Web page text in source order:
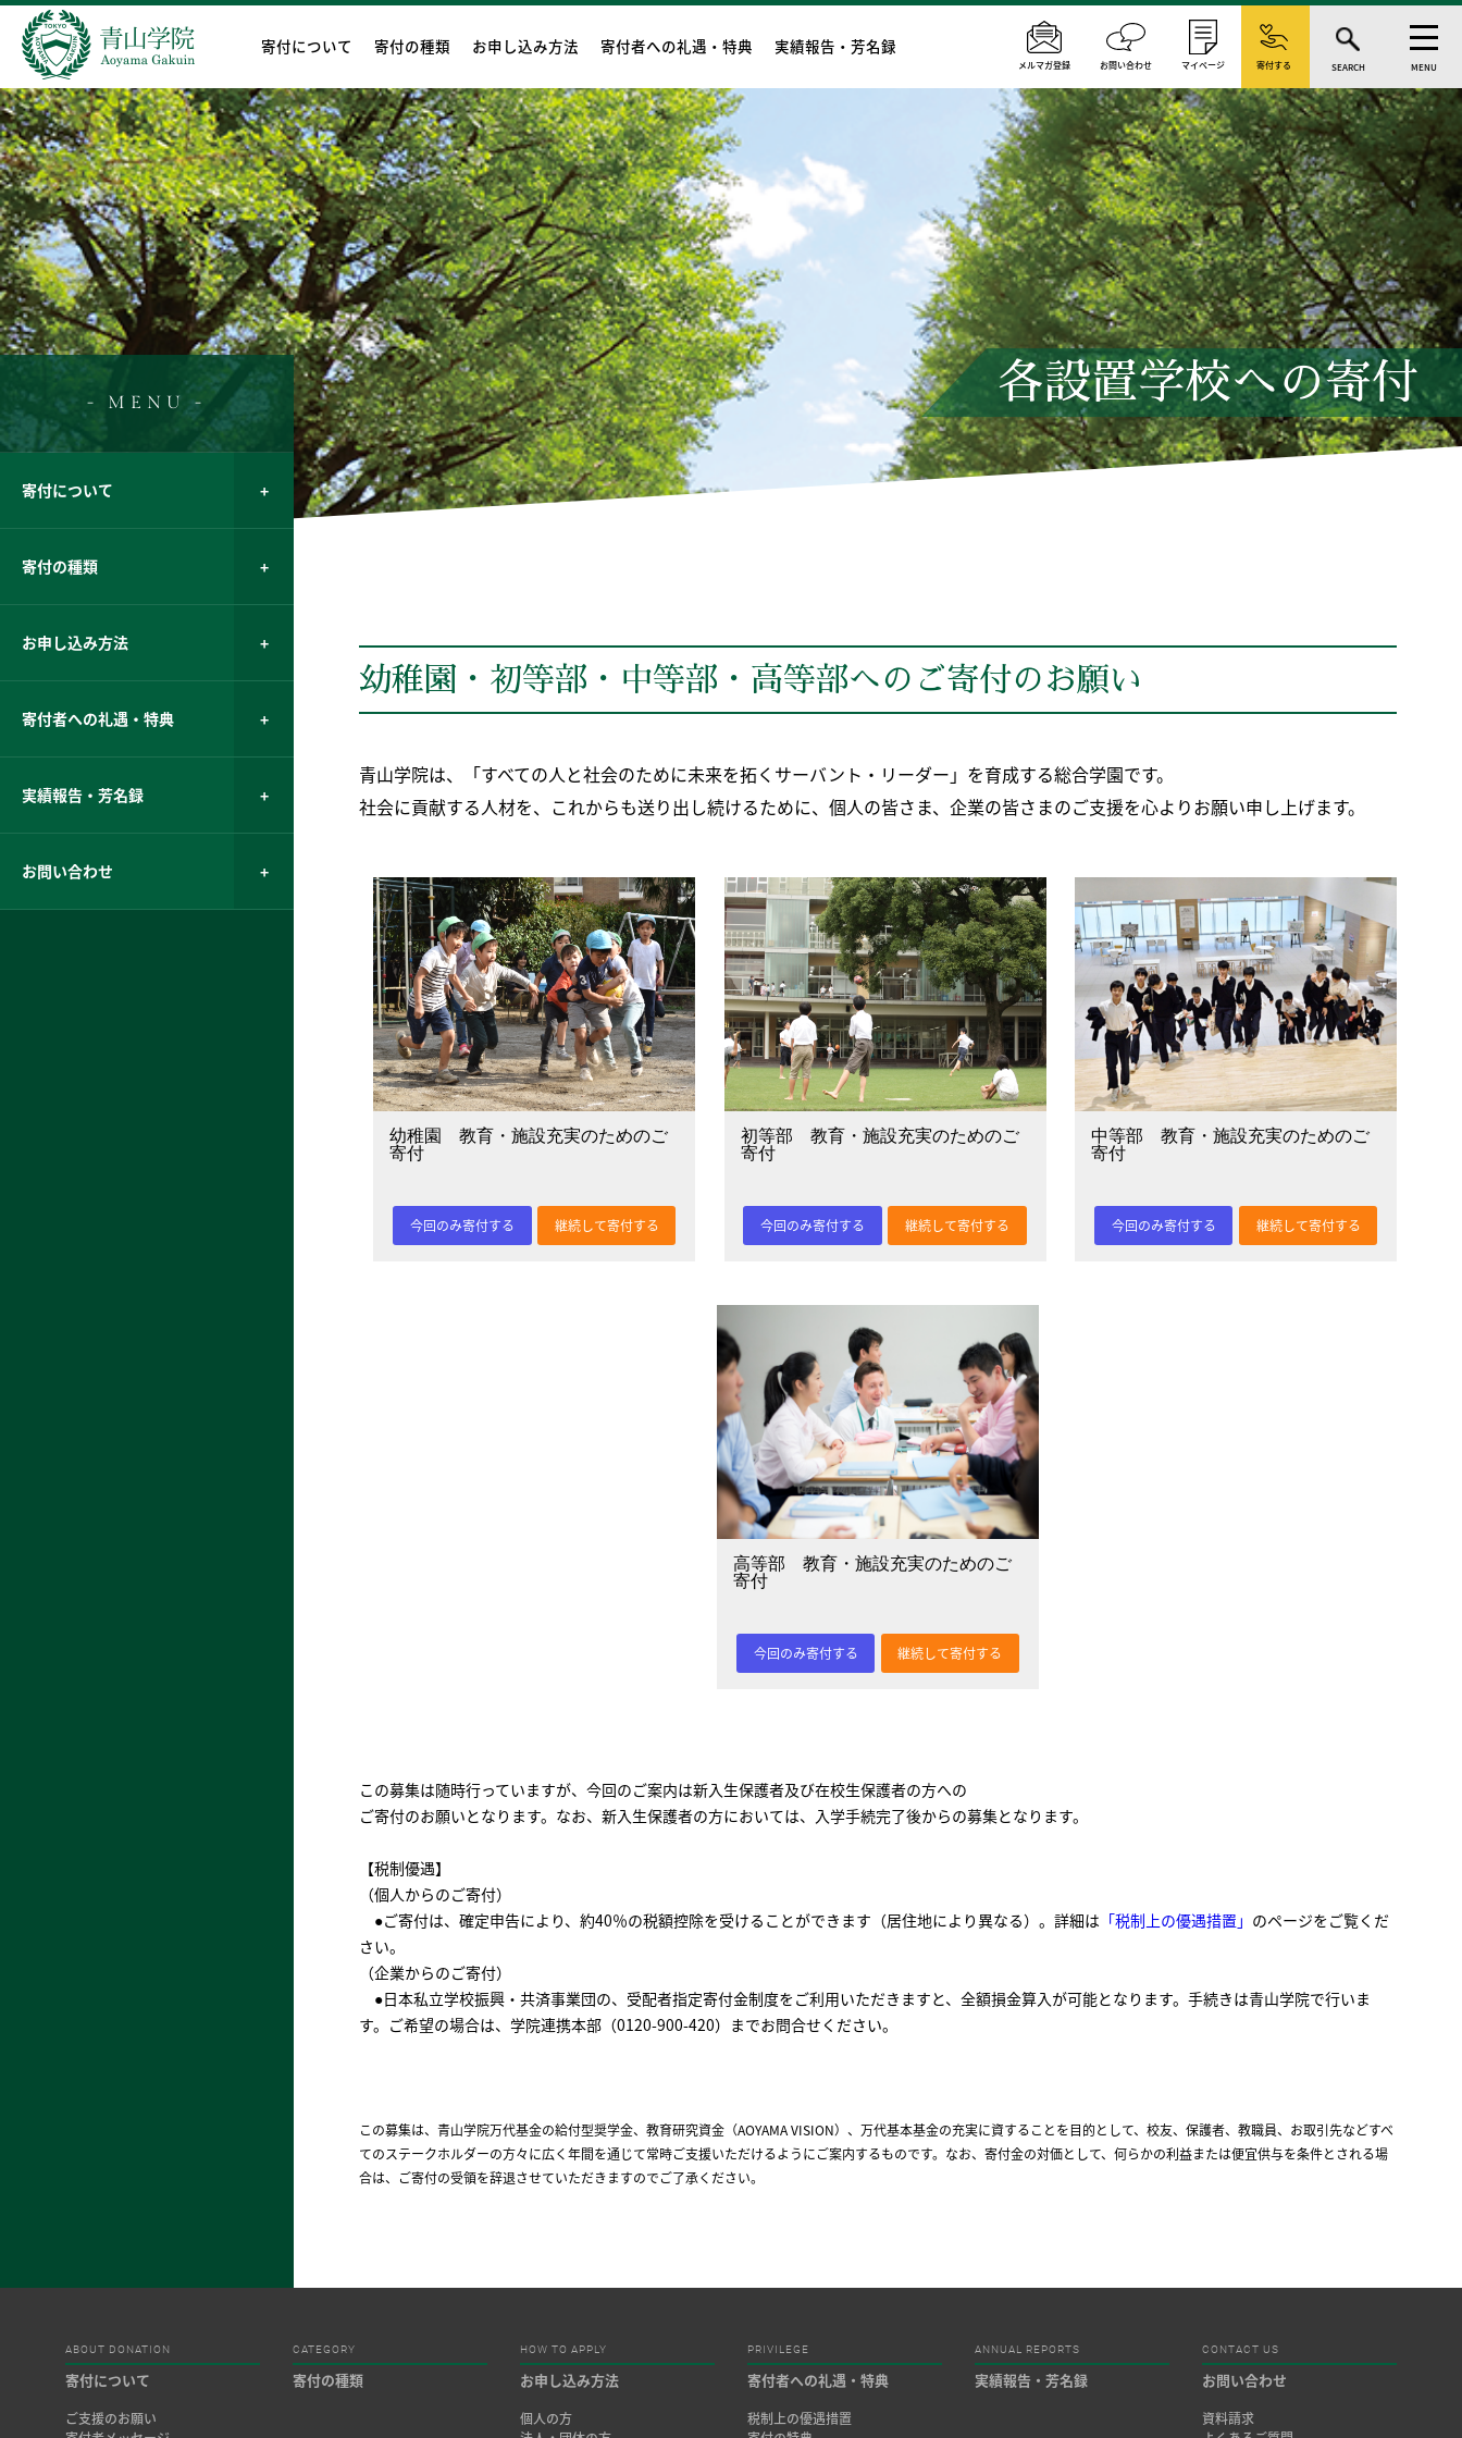
寄付について 寄付の種類 お申し込み方法 寄付者への礼遇・特典 実績報告・芳名録
メルマガ登録 お問い合わせ マイページ 寄付する SEARCH MENU
各設置学校への寄付
- MENU -
寄付について
寄付の種類
お申し込み方法
寄付者への礼遇・特典
実績報告・芳名録
お問い合わせ
幼稚園・初等部・中等部・高等部へのご寄付のお願い
青山学院は、「すべての人と社会のために未来を拓くサーバント・リーダー」を育成する総合学園です。
社会に貢献する人材を、これからも送り出し続けるために、個人の皆さま、企業の皆さまのご支援を心よりお願い申し上げます。
幼稚園 教育・施設充実のためのご
寄付
今回のみ寄付する 継続して寄付する
初等部 教育・施設充実のためのご
寄付
今回のみ寄付する 継続して寄付する
中等部 教育・施設充実のためのご
寄付
今回のみ寄付する 継続して寄付する
高等部 教育・施設充実のためのご
寄付
今回のみ寄付する 継続して寄付する
この募集は随時行っていますが、今回のご案内は新入生保護者及び在校生保護者の方への
ご寄付のお願いとなります。なお、新入生保護者の方においては、入学手続完了後からの募集となります。
【税制優遇】
（個人からのご寄付）
●ご寄付は、確定申告により、約40％の税額控除を受けることができます（居住地により異なる）。詳細は 「税制上の優遇措置」 のページをご覧くだ
さい。
（企業からのご寄付）
●日本私立学校振興・共済事業団の、受配者指定寄付金制度をご利用いただきますと、全額損金算入が可能となります。手続きは青山学院で行いま
す。ご希望の場合は、学院連携本部（0120-900-420）までお問合せください。
この募集は、青山学院万代基金の給付型奨学金、教育研究資金（AOYAMA VISION）、万代基本基金の充実に資することを目的として、校友、保護者、教職員、お取引先などすべ
てのステークホルダーの方々に広く年間を通じて常時ご支援いただけるようにご案内するものです。なお、寄付金の対価として、何らかの利益または便宜供与を条件とされる場
合は、ご寄付の受領を辞退させていただきますのでご了承ください。
ABOUT DONATION
寄付について
ご支援のお願い
CATEGORY
寄付の種類
HOW TO APPLY
お申し込み方法
個人の方
PRIVILEGE
寄付者への礼遇・特典
税制上の優遇措置
ANNUAL REPORTS
実績報告・芳名録
CONTACT US
お問い合わせ
資料請求